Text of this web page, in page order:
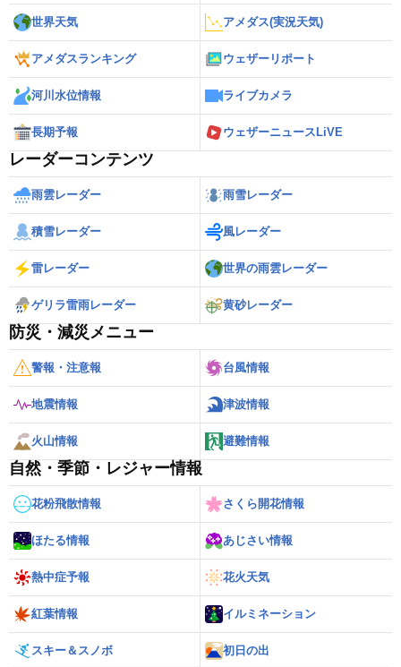
世界天気 アメダス(実況天気)
アメダスランキング ウェザーリポート
河川水位情報 ライブカメラ
長期予報 ウェザーニュースLiVE
レーダーコンテンツ
雨雲レーダー 雨雪レーダー
積雪レーダー 風レーダー
雷レーダー 世界の雨雲レーダー
ゲリラ雷雨レーダー 黄砂レーダー
防災・減災メニュー
警報・注意報 台風情報
地震情報 津波情報
火山情報 避難情報
自然・季節・レジャー情報
花粉飛散情報 さくら開花情報
ほたる情報 あじさい情報
熱中症予報 花火天気
紅葉情報 イルミネーション
スキー＆スノボ 初日の出